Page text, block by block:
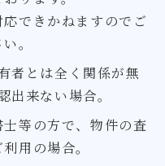
できかねますのでご
。
者とは全く関係が無
出来ない場合。
等の方で、物件の査
用の場合。